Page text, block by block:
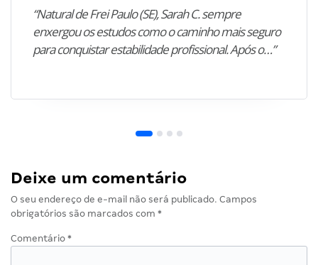
“Natural de Frei Paulo (SE), Sarah C. sempre
enxergou os estudos como o caminho mais seguro
para conquistar estabilidade profissional. Após o…”
Deixe um comentário
O seu endereço de e-mail não será publicado. Campos
obrigatórios são marcados com *
Comentário *